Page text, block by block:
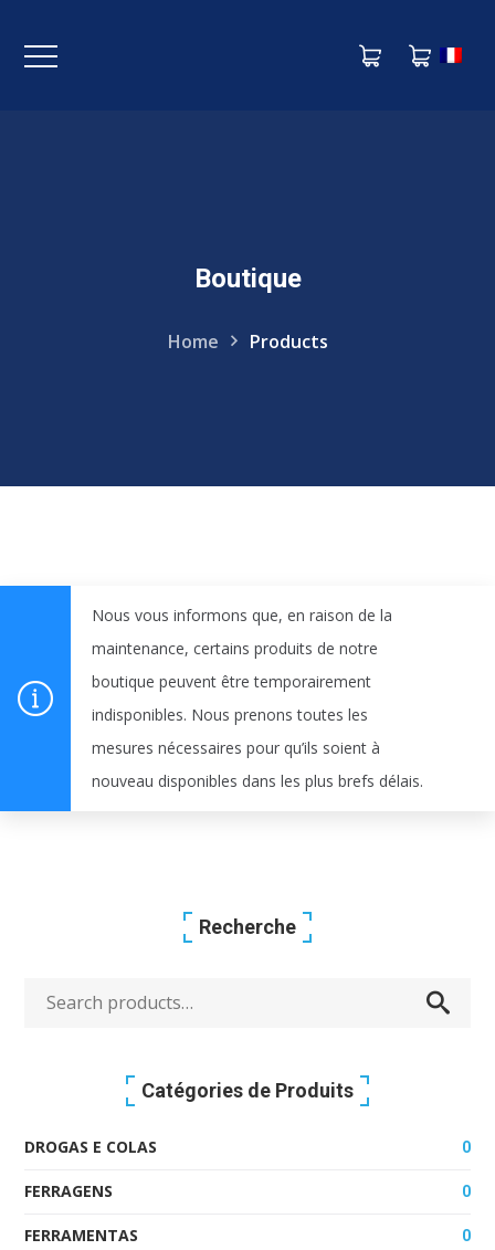
Boutique
Home Products
Nous vous informons que, en raison de la
maintenance, certains produits de notre
boutique peuvent être temporairement
indisponibles. Nous prenons toutes les
mesures nécessaires pour qu’ils soient à
nouveau disponibles dans les plus brefs délais.
Recherche
Catégories de Produits
DROGAS E COLAS 0
FERRAGENS 0
FERRAMENTAS 0